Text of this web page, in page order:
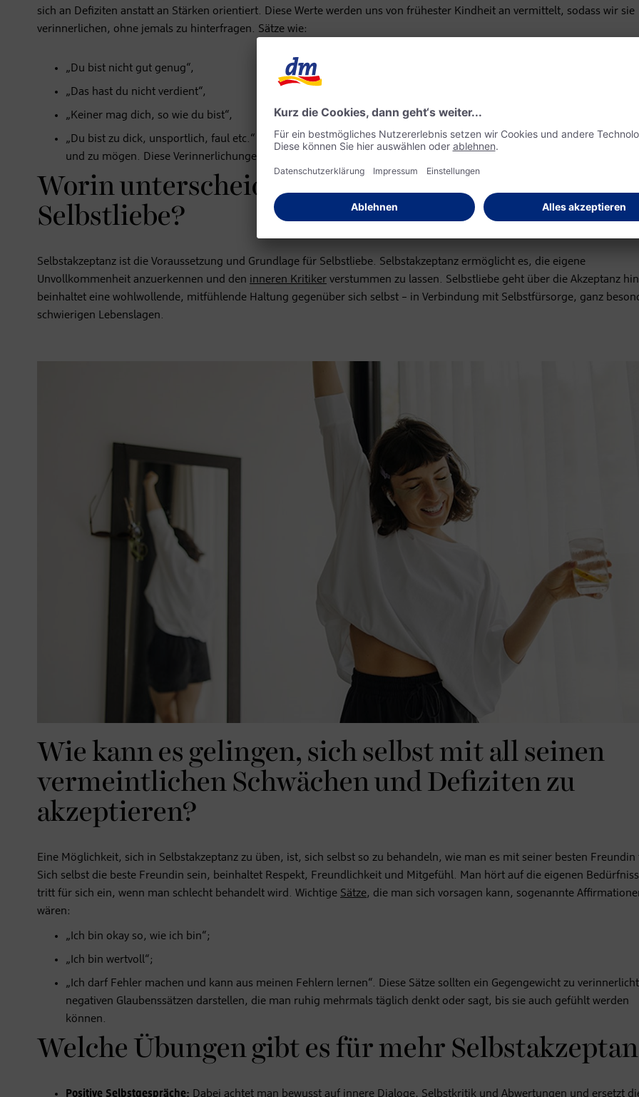
sich an Defiziten anstatt an Stärken orientiert. Diese Werte werden uns von frühester Kindheit an vermittelt, sodass wir sie
verinnerlichen, ohne jemals zu hinterfragen. Sätze wie:
„Du bist nicht gut genug“,
„Das hast du nicht verdient“,
„Keiner mag dich, so wie du bist“,
„Du bist zu dick, unsportlich, faul etc.“ wirken wie innere Antreiber und Kritiker, die verhindern, sich selbst
und zu mögen. Diese Verinnerlichungen hindern natürlich daran, glücklich zu werden.
Worin unterscheidet sich Selbstakzeptanz von
Selbstliebe?
Selbstakzeptanz ist die Voraussetzung und Grundlage für Selbstliebe. Selbstakzeptanz ermöglicht es, die eigene
Unvollkommenheit anzuerkennen und den inneren Kritiker verstummen zu lassen. Selbstliebe geht über die Akzeptanz
beinhaltet eine wohlwollende, mitfühlende Haltung gegenüber sich selbst – in Verbindung mit Selbstfürsorge, ganz
schwierigen Lebenslagen.
Wie kann es gelingen, sich selbst mit all seinen
vermeintlichen Schwächen und Defiziten zu
akzeptieren?
Eine Möglichkeit, sich in Selbstakzeptanz zu üben, ist, sich selbst so zu behandeln, wie man es mit seiner besten Freundin
Sich selbst die beste Freundin sein, beinhaltet Respekt, Freundlichkeit und Mitgefühl. Man hört auf die eigenen
tritt für sich ein, wenn man schlecht behandelt wird. Wichtige Sätze, die man sich vorsagen kann, sogenannte
wären:
„Ich bin okay so, wie ich bin“;
„Ich bin wertvoll“;
„Ich darf Fehler machen und kann aus meinen Fehlern lernen“. Diese Sätze sollten ein Gegengewicht zu
negativen Glaubenssätzen darstellen, die man ruhig mehrmals täglich denkt oder sagt, bis sie auch gefühlt werden
können.
Welche Übungen gibt es für mehr
Positive Selbstgespräche: Dabei achtet man bewusst auf innere Dialoge, Selbstkritik und Abwertungen und ersetzt